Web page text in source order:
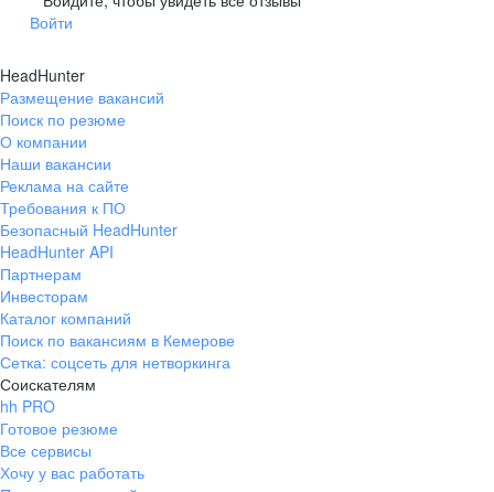
Войти
HeadHunter
Размещение вакансий
Поиск по резюме
О компании
Наши вакансии
Реклама на сайте
Требования к ПО
Безопасный HeadHunter
HeadHunter API
Партнерам
Инвесторам
Каталог компаний
Поиск по вакансиям в Кемерове
Сетка: соцсеть для нетворкинга
Соискателям
hh PRO
Готовое резюме
Все сервисы
Хочу у вас работать